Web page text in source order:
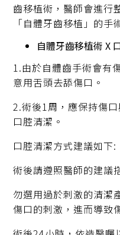
齒移植術，醫師會進行
「自體牙齒移植」的手
自體牙齒移植術 X
1.由於自體齒手術會有
意用舌頭去舔傷口。
2.術後1周，應保持傷
口腔清潔。
口腔清潔方式建議如下:
術後請遵照醫師的建議
勿選用過於刺激的清潔
傷口的刺激，進而導致